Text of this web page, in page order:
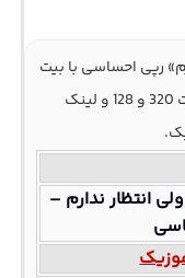
رپی احساسی با بیت
سنگین؛ پخش آنلاین و دانلود با کیفیت 320 و 128 و لینک
انتظار ندارم –